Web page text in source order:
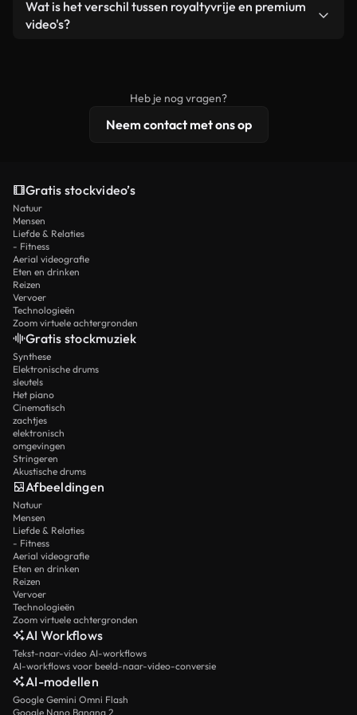
een losstaand product.
remixen. Zorg er wel voor dat het eindproduct
Wat is het verschil tussen royaltyvrije en premium
video's?
licentiebescherming omvat.
Heb je nog vragen?
Neem contact met ons op
Gratis stockvideo’s
Natuur
Mensen
Liefde & Relaties
- Fitness
Aerial videografie
Eten en drinken
Reizen
Vervoer
Technologieën
Zoom virtuele achtergronden
Gratis stockmuziek
Synthese
Elektronische drums
sleutels
Het piano
Cinematisch
zachtjes
elektronisch
omgevingen
Stringeren
Akustische drums
Afbeeldingen
Natuur
Mensen
Liefde & Relaties
- Fitness
Aerial videografie
Eten en drinken
Reizen
Vervoer
Technologieën
Zoom virtuele achtergronden
AI Workflows
Tekst-naar-video AI-workflows
AI-workflows voor beeld-naar-video-conversie
AI-modellen
Google Gemini Omni Flash
Google Nano Banana 2